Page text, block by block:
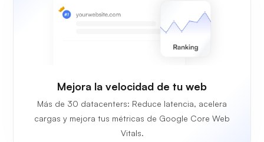
Mejora la velocidad de tu web
Más de 30 datacenters: Reduce latencia, acelera
cargas y mejora tus métricas de Google Core Web
Vitals.